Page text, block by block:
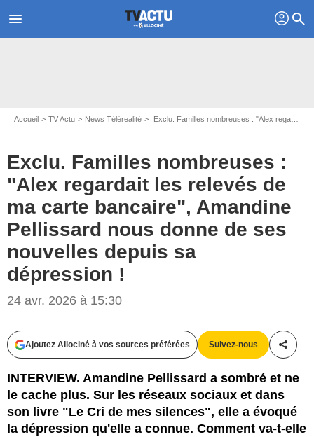
menu profil search
Accueil TV Actu News Télérealité Exclu. Familles nombreuses : "Alex regardait les relevés de ma carte bancaire", Amandine Pellissard nous donne de ses nouvelles depuis sa dépression !
Exclu. Familles nombreuses :
"Alex regardait les relevés de
ma carte bancaire", Amandine
Pellissard nous donne de ses
nouvelles depuis sa
dépression !
24 avr. 2026 à 15:30
Ajoutez Allociné à vos sources préférées Suivez-nous
INTERVIEW. Amandine Pellissard a sombré et ne
le cache plus. Sur les réseaux sociaux et dans
son livre "Le Cri de mes silences", elle a évoqué
la dépression qu'elle a connue. Comment va-t-elle